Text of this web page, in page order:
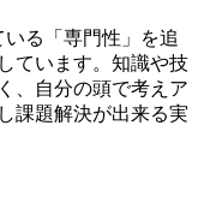
る「専門性」を追
ています。知識や技
、自分の頭で考えア
課題解決が出来る実